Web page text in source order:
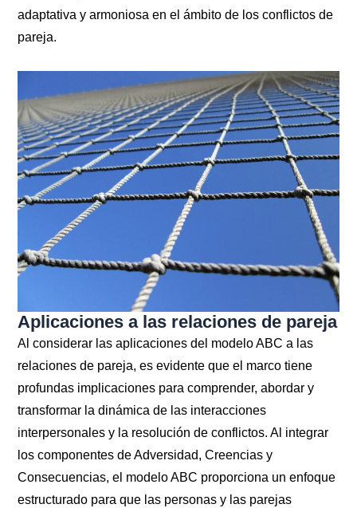
adaptativa y armoniosa en el ámbito de los conflictos de
pareja.
Aplicaciones a las relaciones de pareja
Al considerar las aplicaciones del modelo ABC a las
relaciones de pareja, es evidente que el marco tiene
profundas implicaciones para comprender, abordar y
transformar la dinámica de las interacciones
interpersonales y la resolución de conflictos. Al integrar
los componentes de Adversidad, Creencias y
Consecuencias, el modelo ABC proporciona un enfoque
estructurado para que las personas y las parejas